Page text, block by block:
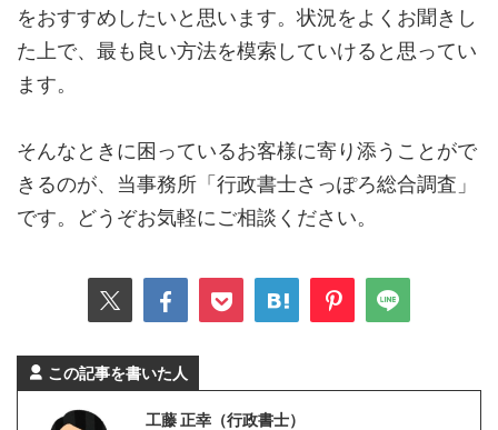
をおすすめしたいと思います。状況をよくお聞きし
た上で、最も良い方法を模索していけると思ってい
ます。
そんなときに困っているお客様に寄り添うことがで
きるのが、当事務所「行政書士さっぽろ総合調査」
です。どうぞお気軽にご相談ください。
この記事を書いた人
工藤 正幸（行政書士）